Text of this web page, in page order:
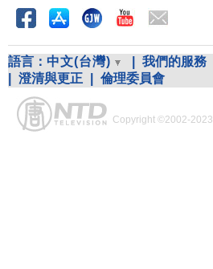
語言： 中文(台灣) 我們的服務
澄清與更正 倫理委員會
Copyright ©2002-2023